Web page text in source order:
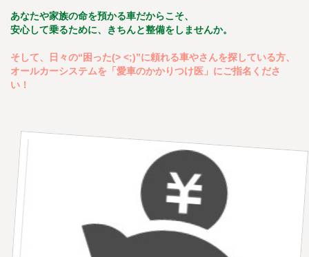
あなたや家族の命を預かる車だからこそ、
安心して乗るために、きちんと整備をしませんか。
そして、日々の“困った(> <;)”に頼れる車やさんを探している方、
オールカーシステムを「愛車のかかりつけ医」にご指名くださ
い！